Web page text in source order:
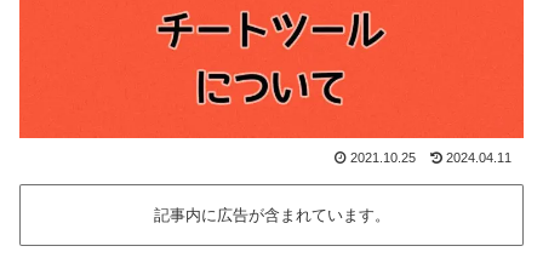
2021.10.25 2024.04.11
記事内に広告が含まれています。